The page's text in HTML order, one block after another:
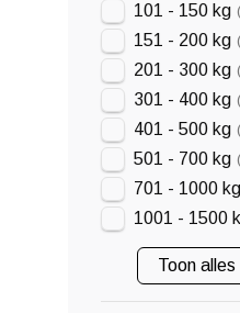
101 - 150 kg
151 - 200 kg
201 - 300 kg
301 - 400 kg
401 - 500 kg
501 - 700 kg
701 - 1000 kg
1001 - 1500
Toon alles